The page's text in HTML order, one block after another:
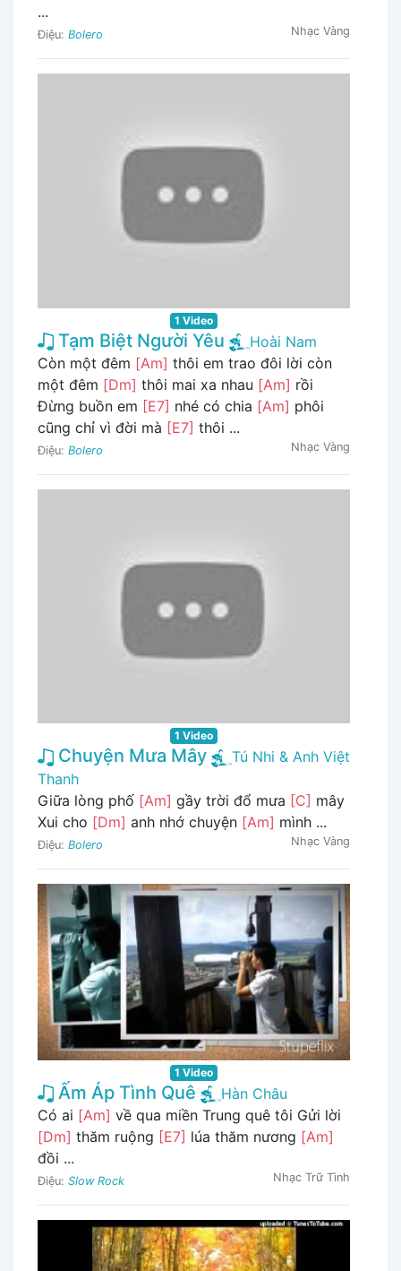
...
Điệu: Bolero Nhạc Vàng
1 Video
Tạm Biệt Người Yêu
Hoài Nam
Còn một đêm [Am] thôi em trao đôi lời còn
một đêm [Dm] thôi mai xa nhau [Am] rồi
Đừng buồn em [E7] nhé có chia [Am] phôi
cũng chỉ vì đời mà [E7] thôi ...
Điệu: Bolero Nhạc Vàng
1 Video
Chuyện Mưa Mây
Tú Nhi & Anh Việt
Thanh
Giữa lòng phố [Am] gầy trời đổ mưa [C] mây
Xui cho [Dm] anh nhớ chuyện [Am] mình ...
Điệu: Bolero Nhạc Vàng
1 Video
Ấm Áp Tình Quê
Hàn Châu
Có ai [Am] về qua miền Trung quê tôi Gửi lời
[Dm] thăm ruộng [E7] lúa thăm nương [Am]
đồi ...
Điệu: Slow Rock Nhạc Trữ Tình